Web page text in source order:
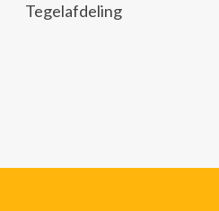
Tegelafdeling